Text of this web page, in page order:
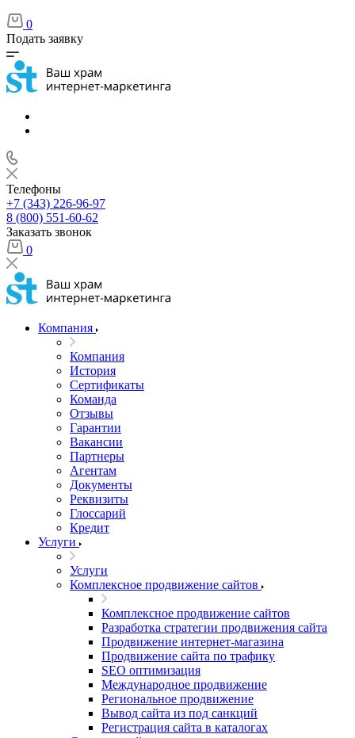
0
Подать заявку
Телефоны
+7 (343) 226-96-97
8 (800) 551-60-62
Заказать звонок
0
Компания
Компания
История
Сертификаты
Команда
Отзывы
Гарантии
Вакансии
Партнеры
Агентам
Документы
Реквизиты
Глоссарий
Кредит
Услуги
Услуги
Комплексное продвижение сайтов
Комплексное продвижение сайтов
Разработка стратегии продвижения сайта
Продвижение интернет-магазина
Продвижение сайта по трафику
SEO оптимизация
Международное продвижение
Региональное продвижение
Вывод сайта из под санкций
Регистрация сайта в каталогах